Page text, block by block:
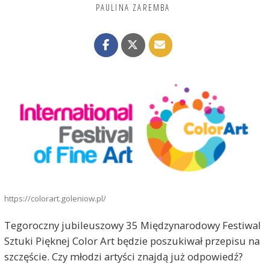
PAULINA ZAREMBA
https://colorart.goleniow.pl/
Tegoroczny jubileuszowy 35 Międzynarodowy Festiwal
Sztuki Pięknej Color Art będzie poszukiwał przepisu na
szczęście. Czy młodzi artyści znajdą już odpowiedź?